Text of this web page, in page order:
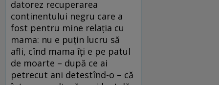
datorez recuperarea
continentului negru care a
fost pentru mine relaţia cu
mama: nu e puţin lucru să
afli, cînd mama îţi e pe patul
de moarte – după ce ai
petrecut ani detestînd-o – că